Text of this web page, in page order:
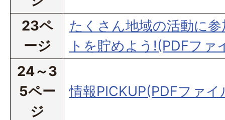
23ペ
ージ
たくさん地域の活動に
トを貯めよう!(PDFファ
24～3
5ペー
ジ
情報PICKUP(PDFファ